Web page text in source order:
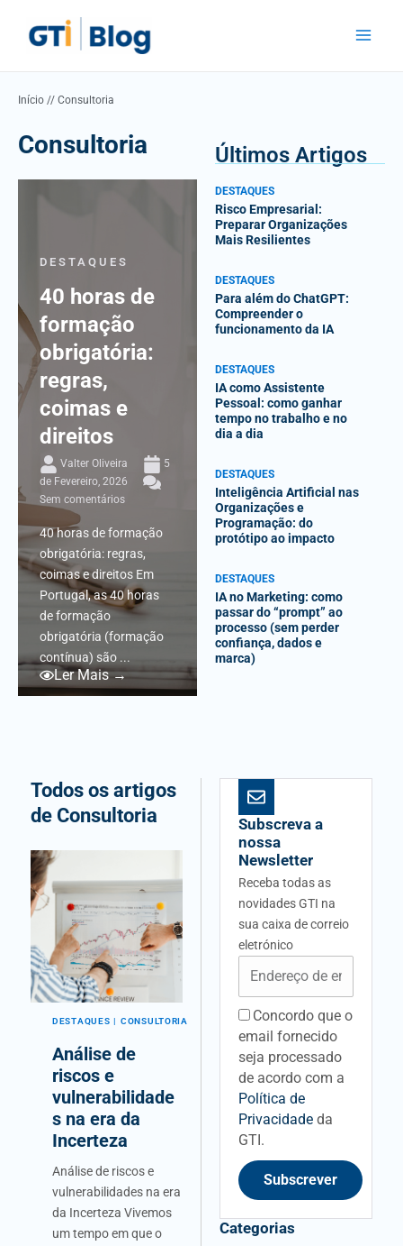
content
Início // Consultoria
Consultoria
DESTAQUES
40 horas de
formação
obrigatória:
regras,
coimas e
direitos
Valter Oliveira
5
de Fevereiro, 2026
Sem comentários
40 horas de formação
obrigatória: regras,
coimas e direitos Em
Portugal, as 40 horas
de formação
obrigatória (formação
contínua) são ...
Ler Mais →
Últimos Artigos
DESTAQUES
Risco Empresarial:
Preparar Organizações
Mais Resilientes
DESTAQUES
Para além do ChatGPT:
Compreender o
funcionamento da IA
DESTAQUES
IA como Assistente
Pessoal: como ganhar
tempo no trabalho e no
dia a dia
DESTAQUES
Inteligência Artificial nas
Organizações e
Programação: do
protótipo ao impacto
DESTAQUES
IA no Marketing: como
passar do “prompt” ao
processo (sem perder
confiança, dados e
marca)
Todos os artigos
de Consultoria
DESTAQUES CONSULTORIA
Análise de
riscos e
vulnerabilidade
s na era da
Incerteza
Análise de riscos e
vulnerabilidades na era
da Incerteza Vivemos
um tempo em que o
Subscreva a
nossa
Newsletter
Receba todas as
novidades GTI na
sua caixa de correio
eletrónico
acceptancefieldid
Concordo que o
email fornecido
seja processado
de acordo com a
Política de
Privacidadeda
GTI.
Subscrever
Categorias